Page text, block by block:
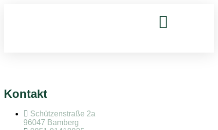
Kontakt
Schützenstraße 2a
96047 Bamberg